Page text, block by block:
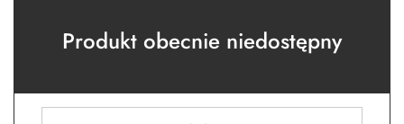
Produkt obecnie niedostępny